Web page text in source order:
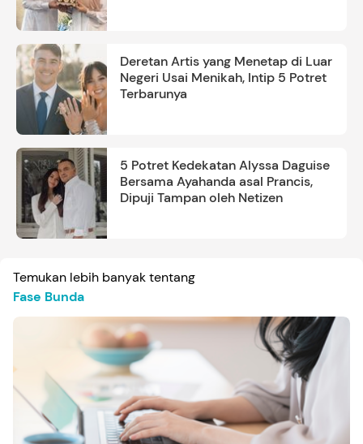
Deretan Artis yang Menetap di Luar
Negeri Usai Menikah, Intip 5 Potret
Terbarunya
5 Potret Kedekatan Alyssa Daguise
Bersama Ayahanda asal Prancis,
Dipuji Tampan oleh Netizen
Temukan lebih banyak tentang
Fase Bunda